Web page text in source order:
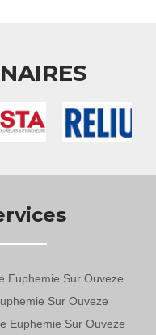
Euphemie Sur Ouveze
Sur Ouveze
Euphemie Sur Ouveze